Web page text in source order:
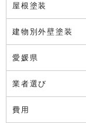
屋根塗装
建物別外壁塗装
愛媛県
業者選び
費用